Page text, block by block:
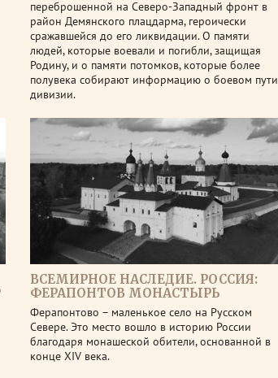
переброшенной на Северо-Западный фронт в
район Демянского плацдарма, героически
сражавшейся до его ликвидации. О памяти
людей, которые воевали и погибли, защищая
Родину, и о памяти потомков, которые более
полувека собирают информацию о боевом пути
дивизии.
ВСЕМИРНОЕ НАСЛЕДИЕ. РОССИЯ:
ФЕРАПОНТОВ МОНАСТЫРЬ
Ферапонтово – маленькое село на Русском
Севере. Это место вошло в историю России
благодаря монашеской обители, основанной в
конце XIV века.